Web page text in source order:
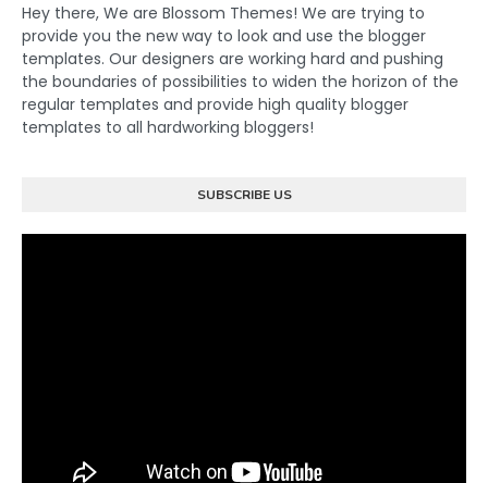
Hey there, We are Blossom Themes! We are trying to
provide you the new way to look and use the blogger
templates. Our designers are working hard and pushing
the boundaries of possibilities to widen the horizon of the
regular templates and provide high quality blogger
templates to all hardworking bloggers!
SUBSCRIBE US